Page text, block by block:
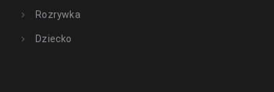
Rozrywka
Dziecko